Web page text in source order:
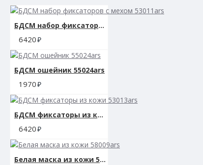
БДСМ набор фиксаторов с мехом 53011ars
6420
БДСМ ошейник 55024ars
1970
БДСМ фиксаторы из кожи 53013ars
6420
Белая маска из кожи 58009ars